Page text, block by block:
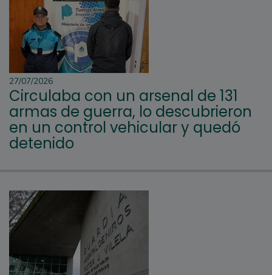
27/07/2026
Circulaba con un arsenal de 131
armas de guerra, lo descubrieron
en un control vehicular y quedó
detenido